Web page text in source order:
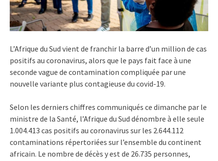
L’Afrique du Sud vient de franchir la barre d’un million de cas
positifs au coronavirus, alors que le pays fait face à une
seconde vague de contamination compliquée par une
nouvelle variante plus contagieuse du covid-19.
Selon les derniers chiffres communiqués ce dimanche par le
ministre de la Santé, l’Afrique du Sud dénombre à elle seule
1.004.413 cas positifs au coronavirus sur les 2.644.112
contaminations répertoriées sur l’ensemble du continent
africain. Le nombre de décès y est de 26.735 personnes,